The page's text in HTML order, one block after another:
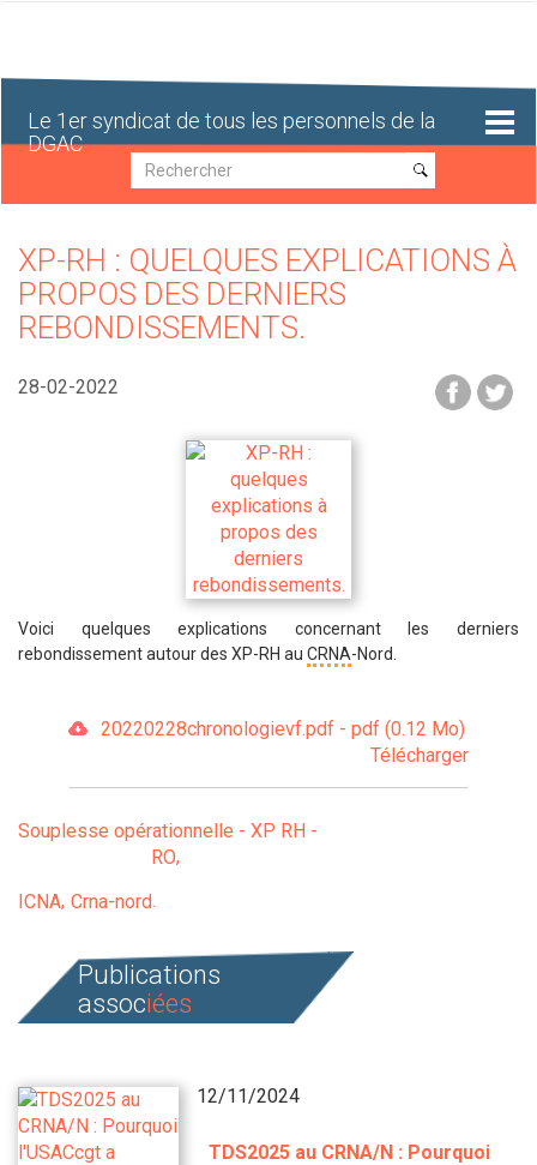
Le 1er syndicat de tous les personnels de la
DGAC
Recherche
Recherche
XP-RH : QUELQUES EXPLICATIONS À
PROPOS DES DERNIERS
REBONDISSEMENTS.
28-02-2022
Voici quelques explications concernant les derniers
rebondissement autour des XP-RH au CRNA-Nord.
20220228chronologievf.pdf - pdf (0.12 Mo)
Télécharger
Souplesse opérationnelle - XP RH -
RO
ICNA Crna-nord
Publications
associées
12/11/2024
TDS2025 au CRNA/N : Pourquoi